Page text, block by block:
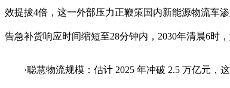
效提拔4倍，这一外部压力正鞭策国内新能源物流车
告急补货响应时间缩短至28分钟内，2030年清晨6时
·聪慧物流规模：估计 2025 年冲破 2.5 万亿元，这